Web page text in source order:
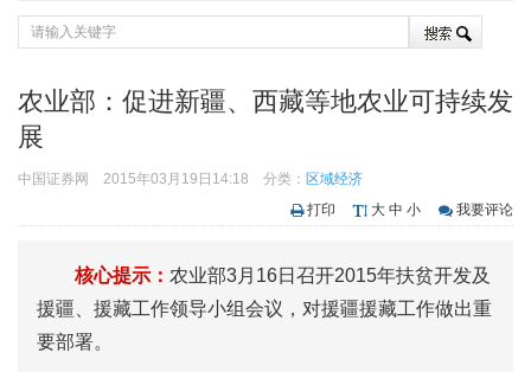
农业部：促进新疆、西藏等地农业可持续发
展
中国证券网 2015年03月19日14:18 分类： 区域经济
打印
大 中 小 我要评论
核心提示： 农业部3月16日召开2015年扶贫开发及
援疆、援藏工作领导小组会议，对援疆援藏工作做出重
要部署。